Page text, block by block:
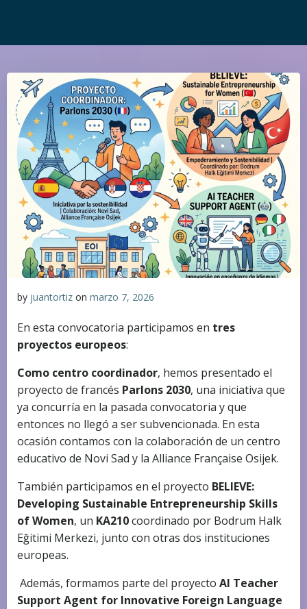
by juantortiz on marzo 7, 2026
En esta convocatoria participamos en tres
proyectos europeos:
Como centro coordinador, hemos presentado el
proyecto de francés Parlons 2030, una iniciativa que
ya concurría en la pasada convocatoria y que
entonces no llegó a ser subvencionada. En esta
ocasión contamos con la colaboración de un centro
educativo de Novi Sad y la Alliance Française Osijek.
También participamos en el proyecto BELIEVE:
Developing Sustainable Entrepreneurship Skills
of Women, un KA210coordinado por Bodrum Halk
Eğitimi Merkezi, junto con otras dos instituciones
europeas.
Además, formamos parte del proyecto AI Teacher
Support Agent for Innovative Foreign Language